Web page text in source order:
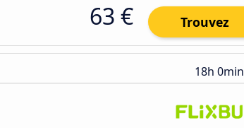
63 € Trouvez
18h 0min